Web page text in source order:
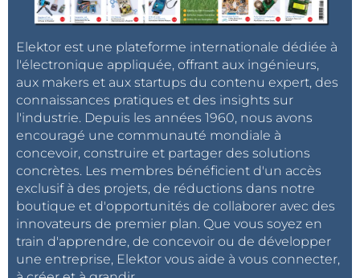
Elektor est une plateforme internationale dédiée à
l'électronique appliquée, offrant aux ingénieurs,
aux makers et aux startups du contenu expert, des
connaissances pratiques et des insights sur
l'industrie. Depuis les années 1960, nous avons
encouragé une communauté mondiale à
concevoir, construire et partager des solutions
concrètes. Les membres bénéficient d'un accès
exclusif à des projets, de réductions dans notre
boutique et d'opportunités de collaborer avec des
innovateurs de premier plan. Que vous soyez en
train d'apprendre, de concevoir ou de développer
une entreprise, Elektor vous aide à vous connecter,